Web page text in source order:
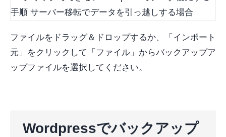
ファイルをドラッグ＆ドロップするか、「インポート
元」をクリックして「ファイル」からバックアップア
ップファイルを選択してください。
Wordpressでバックアップ